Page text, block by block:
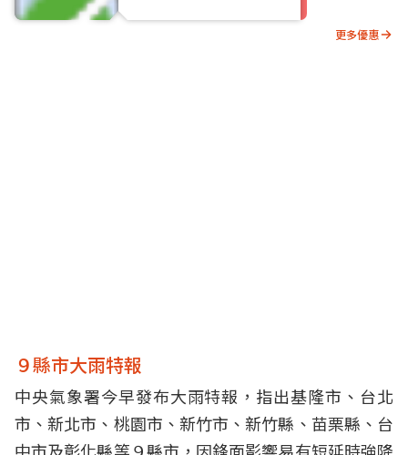
更多優惠
９縣市大雨特報
中央氣象署今早發布大雨特報，指出基隆市、台北
市、新北市、桃園市、新竹市、新竹縣、苗栗縣、台